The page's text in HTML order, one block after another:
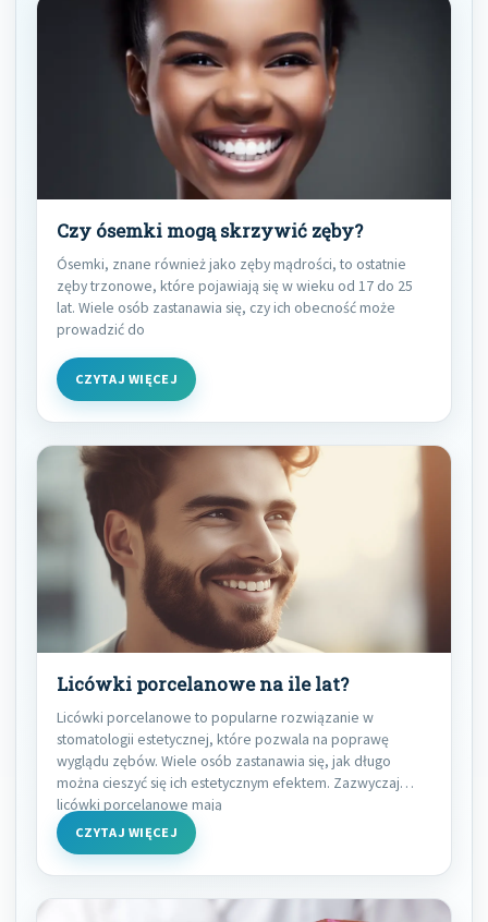
Czy ósemki mogą skrzywić zęby?
Ósemki, znane również jako zęby mądrości, to ostatnie
zęby trzonowe, które pojawiają się w wieku od 17 do 25
lat. Wiele osób zastanawia się, czy ich obecność może
prowadzić do
CZYTAJ WIĘCEJ
Licówki porcelanowe na ile lat?
Licówki porcelanowe to popularne rozwiązanie w
stomatologii estetycznej, które pozwala na poprawę
wyglądu zębów. Wiele osób zastanawia się, jak długo
można cieszyć się ich estetycznym efektem. Zazwyczaj
licówki porcelanowe mają
CZYTAJ WIĘCEJ